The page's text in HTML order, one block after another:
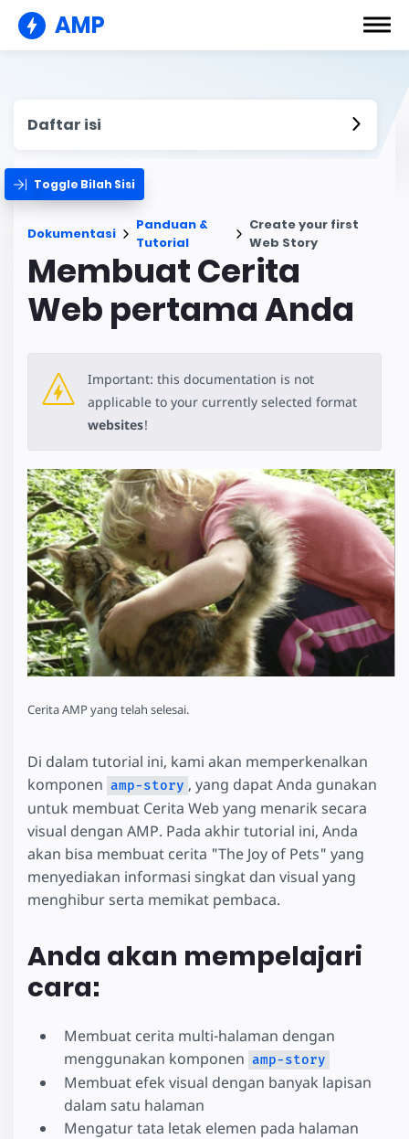
AMP
Daftar isi
Toggle Bilah Sisi
Dokumentasi
Panduan &
Tutorial
Create your first
Web Story
Membuat Cerita
Web pertama Anda
Important: this documentation is not
applicable to your currently selected format
websites!
Cerita AMP yang telah selesai.
Di dalam tutorial ini, kami akan memperkenalkan
komponen amp-story , yang dapat Anda gunakan
untuk membuat Cerita Web yang menarik secara
visual dengan AMP. Pada akhir tutorial ini, Anda
akan bisa membuat cerita "The Joy of Pets" yang
menyediakan informasi singkat dan visual yang
menghibur serta memikat pembaca.
Anda akan mempelajari
cara:
Membuat cerita multi-halaman dengan
menggunakan komponen amp-story
Membuat efek visual dengan banyak lapisan
dalam satu halaman
Mengatur tata letak elemen pada halaman